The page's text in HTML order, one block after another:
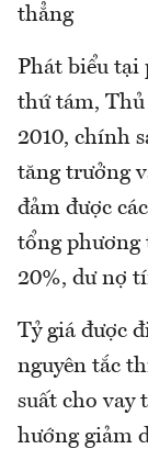
thẳng
Phát biểu tại
thứ tám,
2010, chính
tăng trưởng
đảm được
tổng phương
20%, dư nợ
Tỷ giá được
nguyên tắc
suất cho vay
hướng giảm